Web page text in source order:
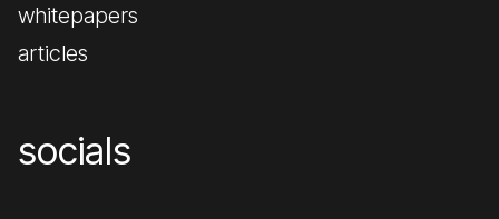
whitepapers
articles
socials